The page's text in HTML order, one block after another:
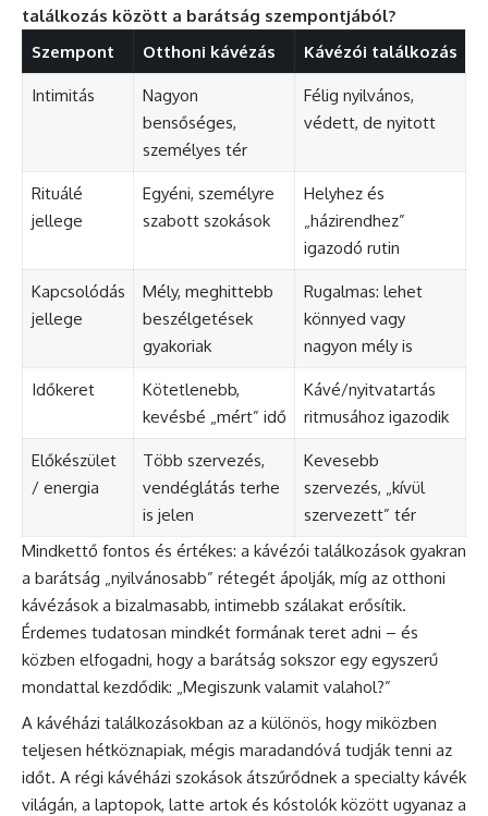
találkozás között a barátság szempontjából?
Szempont
Otthoni kávézás Kávézói találkozás
Intimitás
Nagyon
bensőséges,
személyes tér
Félig nyilvános,
védett, de nyitott
Rituálé
jellege
Egyéni, személyre
szabott szokások
Helyhez és
„házirendhez”
igazodó rutin
Kapcsolódás
jellege
Mély, meghittebb
beszélgetések
gyakoriak
Rugalmas: lehet
könnyed vagy
nagyon mély is
Időkeret
Kötetlenebb,
kevésbé „mért” idő
Kávé/nyitvatartás
ritmusához igazodik
Előkészület
/ energia
Több szervezés,
vendéglátás terhe
is jelen
Kevesebb
szervezés, „kívül
szervezett” tér
Mindkettő fontos és értékes: a kávézói találkozások gyakran
a barátság „nyilvánosabb” rétegét ápolják, míg az otthoni
kávézások a bizalmasabb, intimebb szálakat erősítik.
Érdemes tudatosan mindkét formának teret adni – és
közben elfogadni, hogy a barátság sokszor egy egyszerű
mondattal kezdődik: „Megiszunk valamit valahol?”
A kávéházi találkozásokban az a különös, hogy miközben
teljesen hétköznapiak, mégis maradandóvá tudják tenni az
időt. A régi kávéházi szokások átszűrődnek a specialty kávék
világán, a laptopok, latte artok és kóstolók között ugyanaz a